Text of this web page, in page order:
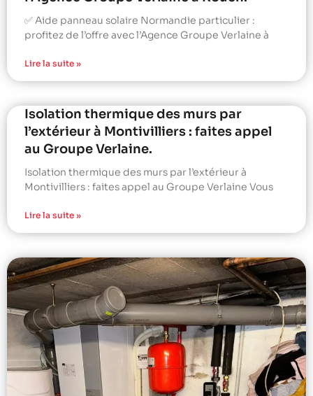
✅ Aide panneau solaire Normandie particulier :
profitez de l’offre avec l’Agence Groupe Verlaine à
Lire la suite »
Isolation thermique des murs par
l’extérieur à Montivilliers : faites appel
au Groupe Verlaine.
Isolation thermique des murs par l’extérieur à
Montivilliers : faites appel au Groupe Verlaine Vous
Lire la suite »